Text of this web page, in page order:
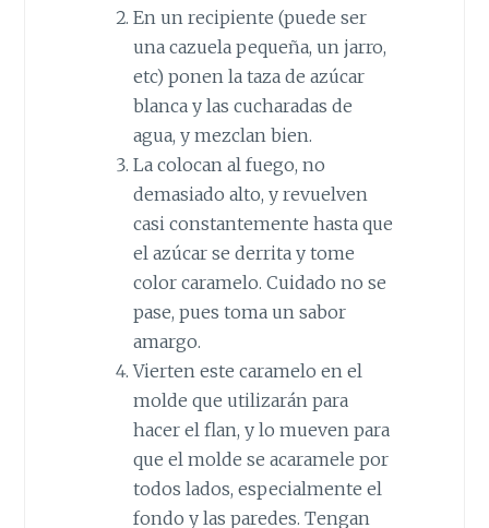
En un recipiente (puede ser
una cazuela pequeña, un jarro,
etc) ponen la taza de azúcar
blanca y las cucharadas de
agua, y mezclan bien.
La colocan al fuego, no
demasiado alto, y revuelven
casi constantemente hasta que
el azúcar se derrita y tome
color caramelo. Cuidado no se
pase, pues toma un sabor
amargo.
Vierten este caramelo en el
molde que utilizarán para
hacer el flan, y lo mueven para
que el molde se acaramele por
todos lados, especialmente el
fondo y las paredes. Tengan